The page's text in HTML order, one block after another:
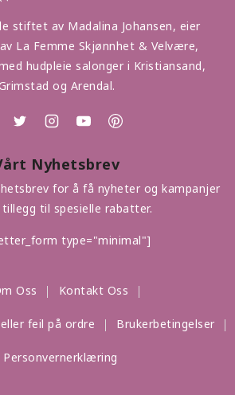
stiftet av Madalina Johansen, eier
La Femme Skjønnhet & Velvære,
hudpleie salonger i Kristiansand,
og Arendal.
Nyhetsbrev
for å få nyheter og kampanjer
til spesielle rabatter.
type="minimal"]
Oss Kontakt Oss
feil på ordre Brukerbetingelser
Personvernerklæring